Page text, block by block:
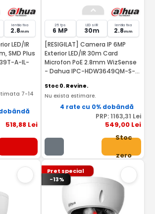
lentila fixa
2.8mm
LED/IR
SMD Plus
A-IL-
7-14
518,88Lei
25 fps
6 MP
LED si IR
30m
lentila fixa
2.8mm
[RESIGILAT] Camera IP 6MP
Exterior LED/IR 30m Card
Microfon PoE 2.8mm WizSense
- Dahua IPC-HDW3649QM-S-
Stoc 0. Revine.
Nu exista estimare.
4 rate cu 0% dobândă
PRP: 1163,31 Lei
549,00 Lei
Stoc
zero
Pret special
-13%